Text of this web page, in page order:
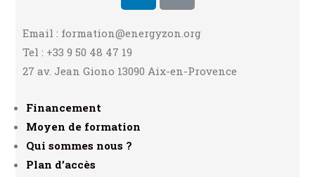
Email : formation@energyzon.org
Tel : +33 9 50 48 47 19
27 av. Jean Giono 13090 Aix-en-Provence
Financement
Moyen de formation
Qui sommes nous ?
Plan d’accès